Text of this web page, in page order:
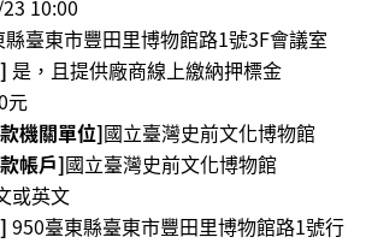
10:00
臺東市豐田里博物館路1號3F會議室
是，且提供廠商線上繳納押標金
元
機關單位]國立臺灣史前文化博物館
帳戶]國立臺灣史前文化博物館
或英文
950臺東縣臺東市豐田里博物館路1號行